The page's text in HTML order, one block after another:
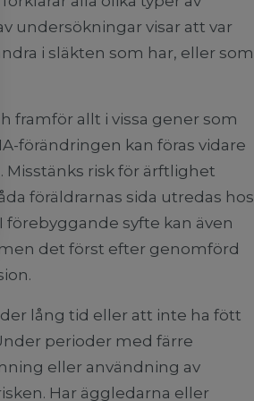
undersökningar visar att var
i släkten som har, eller som
framför allt i vissa gener som
förändringen kan föras vidare
Misstänks risk för ärftlighet
föräldrarnas sida utredas hos
förebyggande syfte kan även
det först efter genomförd
lång tid eller att inte ha fött
perioder med färre
eller användning av
Har äggledarna eller